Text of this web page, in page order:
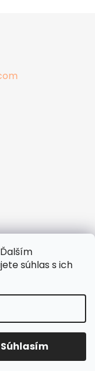
súhlas s ich
Súhlasím
. Všetky práva
cookies